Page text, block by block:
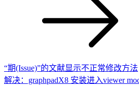
“期(Issue)”的文献显示不正常修改方法
解决：graphpadX8 安装进入viewer